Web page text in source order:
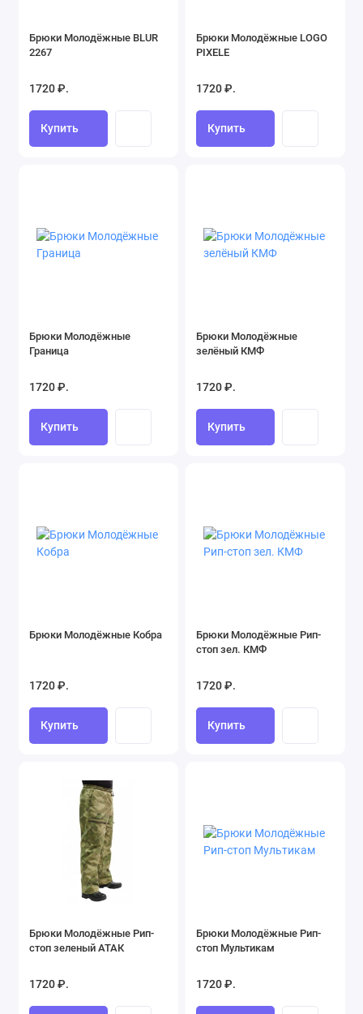
Брюки Молодёжные BLUR
2267
1720 ₽.
Купить
Брюки Молодёжные LOGO
PIXELE
1720 ₽.
Купить
Брюки Молодёжные
Граница
1720 ₽.
Купить
Брюки Молодёжные
зелёный КМФ
1720 ₽.
Купить
Брюки Молодёжные Кобра
1720 ₽.
Купить
Брюки Молодёжные Рип-
стоп зел. КМФ
1720 ₽.
Купить
Брюки Молодёжные Рип-
стоп зеленый АТАК
1720 ₽.
Брюки Молодёжные Рип-
стоп Мультикам
1720 ₽.